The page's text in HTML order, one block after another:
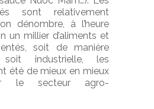
sont relativement
dénombre, à l’heure
un millier d’aliments et
soit de manière
soit industrielle, les
été de mieux en mieux
le secteur agro-